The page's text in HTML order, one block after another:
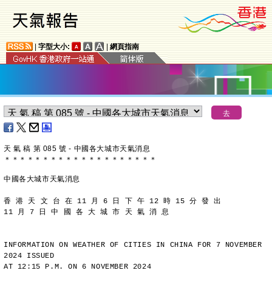
字型大小: 網頁指南
天 氣 稿 第 085 號 - 中國各大城市天氣消息
＊ ＊ ＊ ＊ ＊ ＊ ＊ ＊ ＊ ＊ ＊ ＊ ＊ ＊ ＊ ＊ ＊ ＊ ＊ ＊
中國各大城市天氣消息
香 港 天 文 台 在 11 月 6 日 下 午 12 時 15 分 發 出
11 月 7 日 中 國 各 大 城 市 天 氣 消 息
INFORMATION ON WEATHER OF CITIES IN CHINA FOR 7 NOVEMBER
2024 ISSUED
AT 12:15 P.M. ON 6 NOVEMBER 2024